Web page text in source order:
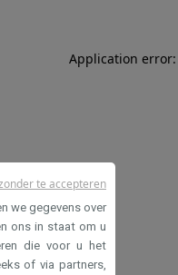
Application
we gegevens over
ons in staat om u
die voor u het
of via partners,
te accepteren